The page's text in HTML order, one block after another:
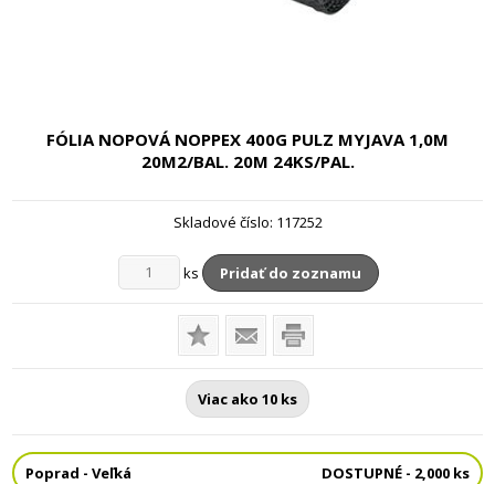
FÓLIA NOPOVÁ NOPPEX 400G PULZ MYJAVA 1,0M
20M2/BAL. 20M 24KS/PAL.
Skladové číslo: 117252
ks Pridať do zoznamu
Viac ako 10 ks
Poprad - Veľká DOSTUPNÉ - 2,000 ks